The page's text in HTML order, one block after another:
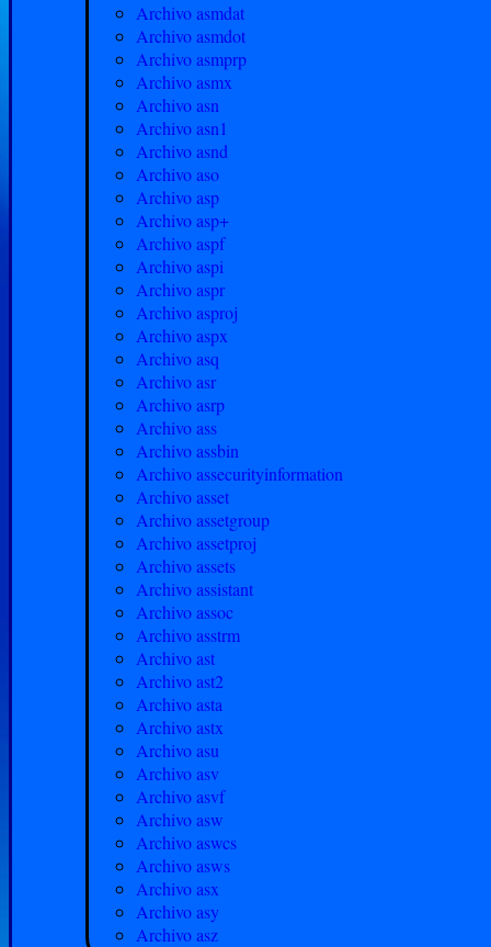
Archivo asmdat
Archivo asmdot
Archivo asmprp
Archivo asmx
Archivo asn
Archivo asn1
Archivo asnd
Archivo aso
Archivo asp
Archivo asp+
Archivo aspf
Archivo aspi
Archivo aspr
Archivo asproj
Archivo aspx
Archivo asq
Archivo asr
Archivo asrp
Archivo ass
Archivo assbin
Archivo assecurityinformation
Archivo asset
Archivo assetgroup
Archivo assetproj
Archivo assets
Archivo assistant
Archivo assoc
Archivo asstrm
Archivo ast
Archivo ast2
Archivo asta
Archivo astx
Archivo asu
Archivo asv
Archivo asvf
Archivo asw
Archivo aswcs
Archivo asws
Archivo asx
Archivo asy
Archivo asz